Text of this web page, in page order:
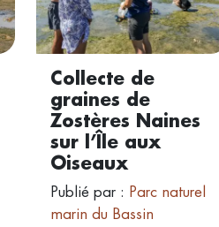
Collecte de
graines de
Zostères Naines
sur l’Île aux
Oiseaux
Publié par : Parc naturel
marin du Bassin